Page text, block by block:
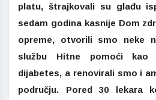
platu, štrajkovali su glađu
sedam godina kasnije Dom
opreme, otvorili smo neke
službu Hitne pomoći kao
dijabetes, a renovirali smo i
području. Pored 30 lekara